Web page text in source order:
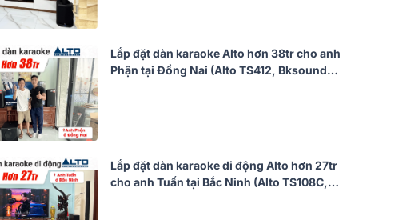
Lắp đặt dàn karaoke Alto hơn 38tr cho anh
Phận tại Đồng Nai (Alto TS412, Bksound
Lắp đặt dàn karaoke di động Alto hơn 27tr
cho anh Tuấn tại Bắc Ninh (Alto TS108C,